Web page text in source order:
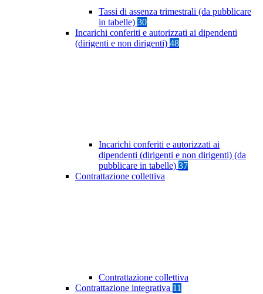
Tassi di assenza trimestrali (da pubblicare
in tabelle) 30
Incarichi conferiti e autorizzati ai dipendenti
(dirigenti e non dirigenti) 48
Incarichi conferiti e autorizzati ai
dipendenti (dirigenti e non dirigenti) (da
pubblicare in tabelle) 37
Contrattazione collettiva
Contrattazione collettiva
Contrattazione integrativa 11